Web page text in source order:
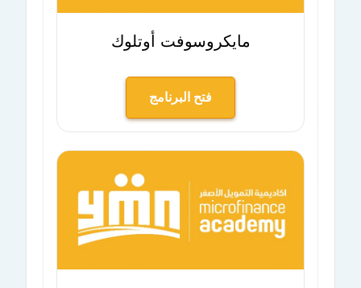
مايكروسوفت أوتلوك
فتح البرنامج